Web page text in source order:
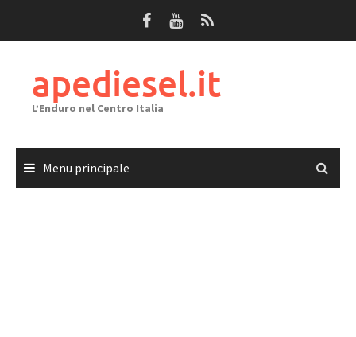
apediesel.it
L’Enduro nel Centro Italia
Menu principale